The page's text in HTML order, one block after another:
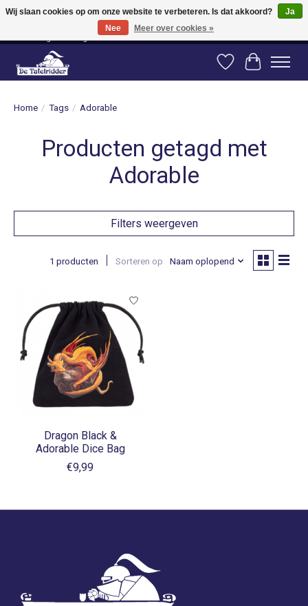
Vanaf 80 euro gratis verzending binnen Nederland! Vanaf 100 euro gratis
verzending naar België en Duitsland!
Verlanglijst
Home / Tags / Adorable
Producten getagd met
Adorable
Filters weergeven
1 producten Sorteren op Naam oplopend
Dragon Black &
Adorable Dice Bag
€9,99
Wij slaan cookies op om onze website te verbeteren. Is dat akkoord?
Ja
Nee
Meer over cookies »